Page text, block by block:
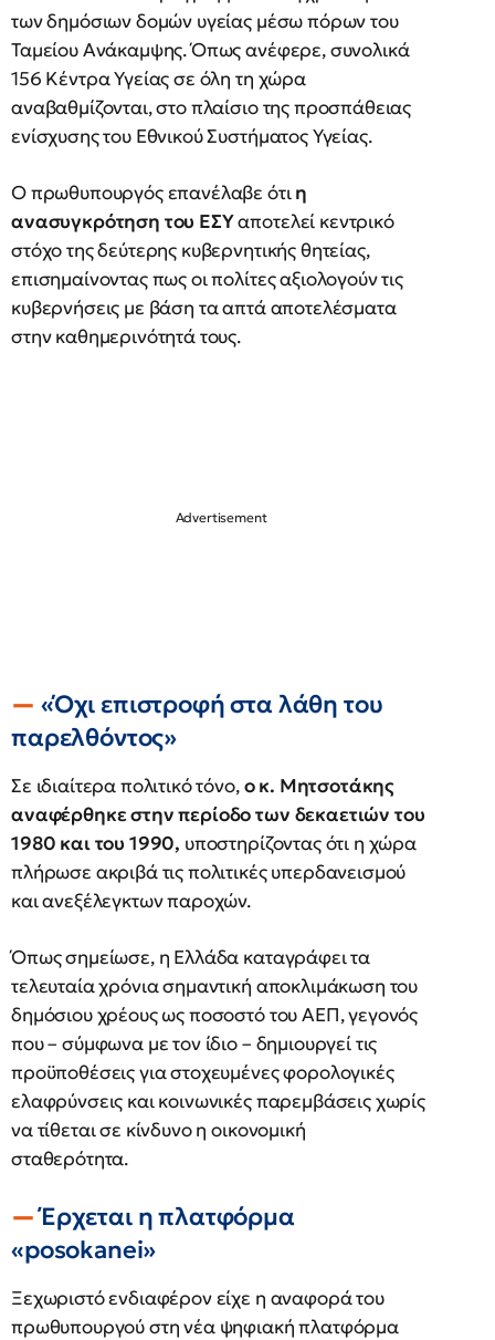
των δημόσιων δομών υγείας μέσω πόρων του
Ταμείου Ανάκαμψης. Όπως ανέφερε, συνολικά
156 Κέντρα Υγείας σε όλη τη χώρα
αναβαθμίζονται, στο πλαίσιο της προσπάθειας
ενίσχυσης του Εθνικού Συστήματος Υγείας.
Ο πρωθυπουργός επανέλαβε ότιη
ανασυγκρότηση του ΕΣΥαποτελεί κεντρικό
στόχο της δεύτερης κυβερνητικής θητείας,
επισημαίνοντας πως οι πολίτες αξιολογούν τις
κυβερνήσεις με βάση τα απτά αποτελέσματα
στην καθημερινότητά τους.
«Όχι επιστροφή στα λάθη του
παρελθόντος»
Σε ιδιαίτερα πολιτικό τόνο,ο κ. Μητσοτάκης
αναφέρθηκε στην περίοδο των δεκαετιών του
1980 και του 1990, υποστηρίζοντας ότι η χώρα
πλήρωσε ακριβά τις πολιτικές υπερδανεισμού
και ανεξέλεγκτων παροχών.
Όπως σημείωσε, η Ελλάδα καταγράφει τα
τελευταία χρόνια σημαντική αποκλιμάκωση του
δημόσιου χρέους ως ποσοστό του ΑΕΠ, γεγονός
που – σύμφωνα με τον ίδιο – δημιουργεί τις
προϋποθέσεις για στοχευμένες φορολογικές
ελαφρύνσεις και κοινωνικές παρεμβάσεις χωρίς
να τίθεται σε κίνδυνο η οικονομική
σταθερότητα.
Έρχεται η πλατφόρμα
«posokanei»
Ξεχωριστό ενδιαφέρον είχε η αναφορά του
πρωθυπουργού στη νέα ψηφιακή πλατφόρμα